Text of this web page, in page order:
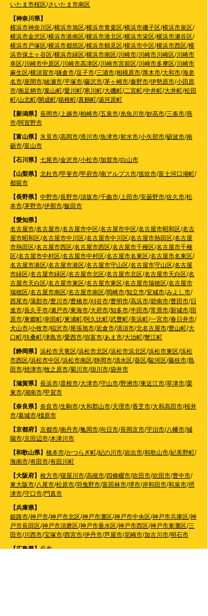
いたま市桜区/さいたま市南区
【神奈川県】
横浜市神奈川区/横浜市旭区/横浜市青葉区/横浜市磯子区/横浜市泉区/
横浜市金沢区/横浜市港南区/横浜市港北区/横浜市栄区/横浜市瀬谷区/
横浜市戸塚区/横浜市都筑区/横浜市鶴見区/横浜市中区/横浜市西区/横
浜市保土ヶ谷区/横浜市緑区/横浜市南区/川崎市/川崎市川崎区/川崎市
幸区/川崎市中原区/川崎市高津区/川崎市宮前区/川崎市多摩区/川崎市
麻生区/横須賀市/鎌倉市/逗子市/三浦市/相模原市/厚木市/大和市/海老
名市/座間市/綾瀬市/平塚市/藤沢市/茅ヶ崎市/秦野市/伊勢原市/小田原
市/南足柄市/葉山町/愛川町/寒川町/大磯町/二宮町/中井町/大井町/松田
町/山北町/開成町/箱根町/真鶴町/湯河原町
【新潟県】 長岡市/上越市/柏崎市/五泉市/糸魚川市/妙高市/三条市/燕
市/阿賀野市
【富山県】 氷見市/高岡市/滑川市/魚津市/射水市/小矢部市/砺波市/南
砺市/富山市
【石川県】 七尾市/金沢市/小松市/加賀市/白山市
【山梨県】 北杜市/甲斐市/甲府市/南アルプス市/笛吹市/富士河口湖町/
都留市
【長野県】 中野市/長野市/須坂市/千曲市/上田市/安曇野市/佐久市/松
本市/茅野市/伊那市/飯田市
【愛知県】
名古屋市/名古屋市/名古屋市中区/名古屋市中区/名古屋市昭和区/名古
屋市昭和区/名古屋市中川区/名古屋市中川区/名古屋市熱田区/名古屋
市熱田区/名古屋市西区/名古屋市西区/名古屋市千種区/名古屋市千種
区/名古屋市中村区/名古屋市中村区/名古屋市名東区/名古屋市名東区/
名古屋市港区/名古屋市港区/名古屋市守山区/名古屋市守山区/名古屋
市緑区/名古屋市緑区/名古屋市北区/名古屋市北区/名古屋市天白区/名
古屋市天白区/名古屋市東区/名古屋市東区/名古屋市瑞穂区/名古屋市
瑞穂区/名古屋市南区/名古屋市南区/岡崎市/知立市/安城市/みよし市/
西尾市/蒲郡市/豊川市/豊橋市/刈谷市/豊明市/高浜市/碧南市/豊田市/日
進市/長久手市/瀬戸市/東海市/大府市/知多市/半田市/常滑市/新城市/田
原市/東郷町/幸田町/東浦町/阿久比町/武豊町/美浜町/一宮市/春日井市/
犬山市/小牧市/稲沢市/尾張旭市/岩倉市/清須市/北名古屋市/豊山町/大
口町/扶桑町/津島市/愛西市/弥富市/あま市/大治町/蟹江町
【静岡県】 浜松市天竜区/浜松市北区/浜松市浜北区/浜松市東区/浜松
市西区/浜松市中区/浜松市南区/静岡市/清水区/葵区/駿河区/藤枝市/島
田市/焼津市/牧之原市/菊川市/掛川市/袋井市
【滋賀県】 長浜市/彦根市/大津市/守山市/野洲市/東近江市/草津市/栗
東市/湖南市/甲賀市
【奈良県】 奈良市/生駒市/大和郡山市/天理市/香芝市/大和高田市/桜井
市/葛城市/橿原市
【京都府】 京都市/南丹市/亀岡市/向日市/長岡京市/宇治市/八幡市/城
陽市/京田辺市/木津川市
【和歌山県】 橋本市/かつらぎ町/紀の川市/岩出市/和歌山市/紀美野町/
海南市/有田市/有田川町
【大阪府】 枚方市/寝屋川市/高槻市/四條畷市/吹田市/吹田市/豊中市/
東大阪市/八尾市/松原市/羽曳野市/富田林市/堺市/岸和田市/和泉市/摂
津市/守口市/門真市
【兵庫県】
姫路市/神戸市/神戸市北区/神戸市灘区/神戸市中央区/神戸市兵庫区/神
戸市長田区/神戸市須磨区/神戸市垂水区/神戸市西区/神戸市東灘区/三
田市/川西市/宝塚市/西宮市/伊丹市/芦屋市/尼崎市/加古川市/明石市
【広島県】呉市